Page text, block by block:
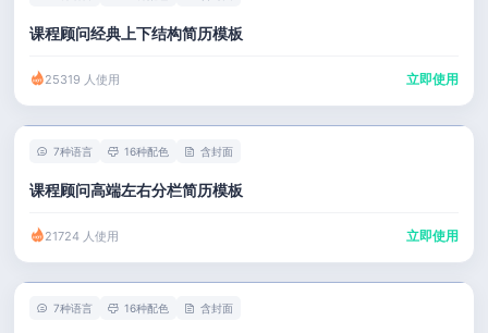
课程顾问经典上下结构简历模板
25319 人使用 立即使用
7种语言 16种配色 含封面
课程顾问高端左右分栏简历模板
21724 人使用 立即使用
7种语言 16种配色 含封面